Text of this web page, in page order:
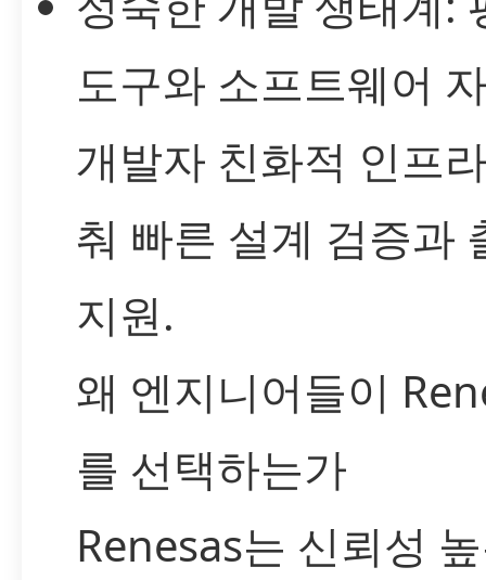
도구와 소프트웨어
개발자 친화적 인프
춰 빠른 설계 검증과
지원.
왜 엔지니어들이
를 선택하는가
Renesas는 신뢰성